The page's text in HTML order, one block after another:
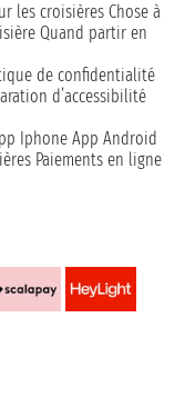
les croisières Chose à
Quand partir en
de confidentialité
d’accessibilité
Iphone App Android
Paiements en ligne